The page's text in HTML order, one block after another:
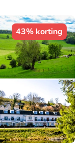
43% korting